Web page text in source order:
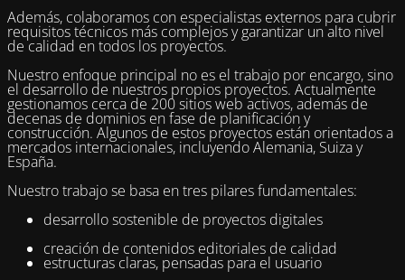
Además, colaboramos con especialistas externos para cubrir
requisitos técnicos más complejos y garantizar un alto nivel
de calidad en todos los proyectos.
Nuestro enfoque principal no es el trabajo por encargo, sino
el desarrollo de nuestros propios proyectos. Actualmente
gestionamos cerca de 200 sitios web activos, además de
decenas de dominios en fase de planificación y
construcción. Algunos de estos proyectos están orientados a
mercados internacionales, incluyendo Alemania, Suiza y
España.
Nuestro trabajo se basa en tres pilares fundamentales:
desarrollo sostenible de proyectos digitales
creación de contenidos editoriales de calidad
estructuras claras, pensadas para el usuario